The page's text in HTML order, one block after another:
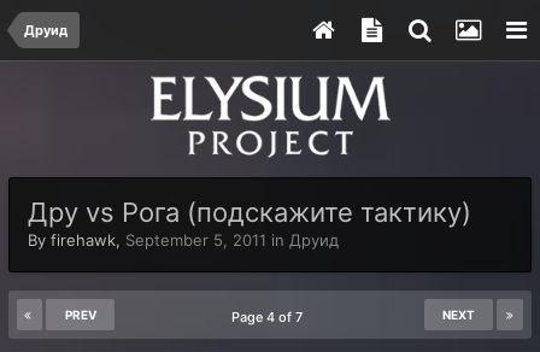
Друид
Дру vs Рога (подскажите тактику)
By firehawk, September 5, 2011 in Друид
PREV NEXT
Page 4 of 7